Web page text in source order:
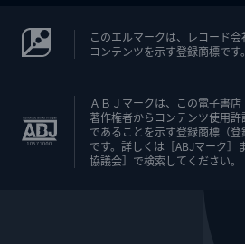
このエルマークは、レコード
コンテンツを示す登録商標です
ＡＢＪマークは、この電子書店
著作権者からコンテンツ使用
であることを示す登録商標（登
です。詳しくは［ABJマーク］
協議会］で検索してください。